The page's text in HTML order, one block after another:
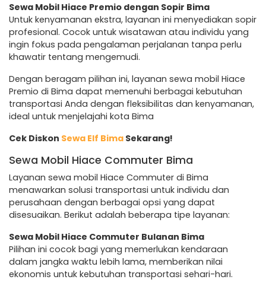
Sewa Mobil Hiace Premio dengan Sopir Bima
Untuk kenyamanan ekstra, layanan ini menyediakan sopir
profesional. Cocok untuk wisatawan atau individu yang
ingin fokus pada pengalaman perjalanan tanpa perlu
khawatir tentang mengemudi.
Dengan beragam pilihan ini, layanan sewa mobil Hiace
Premio di Bima dapat memenuhi berbagai kebutuhan
transportasi Anda dengan fleksibilitas dan kenyamanan,
ideal untuk menjelajahi kota Bima
Cek Diskon Sewa Elf Bima Sekarang!
Sewa Mobil Hiace Commuter Bima
Layanan sewa mobil Hiace Commuter di Bima
menawarkan solusi transportasi untuk individu dan
perusahaan dengan berbagai opsi yang dapat
disesuaikan. Berikut adalah beberapa tipe layanan:
Sewa Mobil Hiace Commuter Bulanan Bima
Pilihan ini cocok bagi yang memerlukan kendaraan
dalam jangka waktu lebih lama, memberikan nilai
ekonomis untuk kebutuhan transportasi sehari-hari.